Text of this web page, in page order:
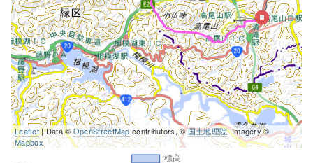
Leaflet| Data © OpenStreetMapcontributors, ©国土地理院, Imagery ©
Mapbox